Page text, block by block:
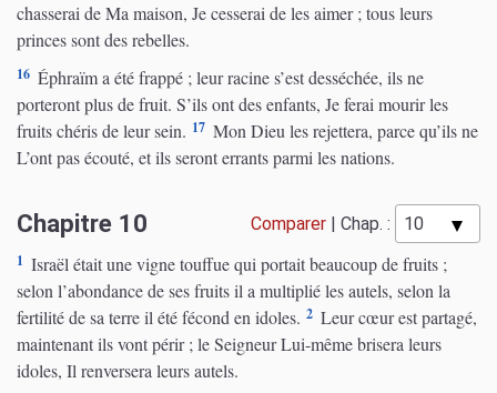
chasserai de Ma maison, Je cesserai de les aimer ; tous leurs
princes sont des rebelles.
16 Éphraïm a été frappé ; leur racine s’est desséchée, ils ne
porteront plus de fruit. S’ils ont des enfants, Je ferai mourir les
fruits chéris de leur sein. 17 Mon Dieu les rejettera, parce qu’ils ne
L’ont pas écouté, et ils seront errants parmi les nations.
Chapitre 10 Comparer | Chap. :
1 Israël était une vigne touffue qui portait beaucoup de fruits ;
selon l’abondance de ses fruits il a multiplié les autels, selon la
fertilité de sa terre il été fécond en idoles. 2 Leur cœur est partagé,
maintenant ils vont périr ; le Seigneur Lui-même brisera leurs
idoles, Il renversera leurs autels.